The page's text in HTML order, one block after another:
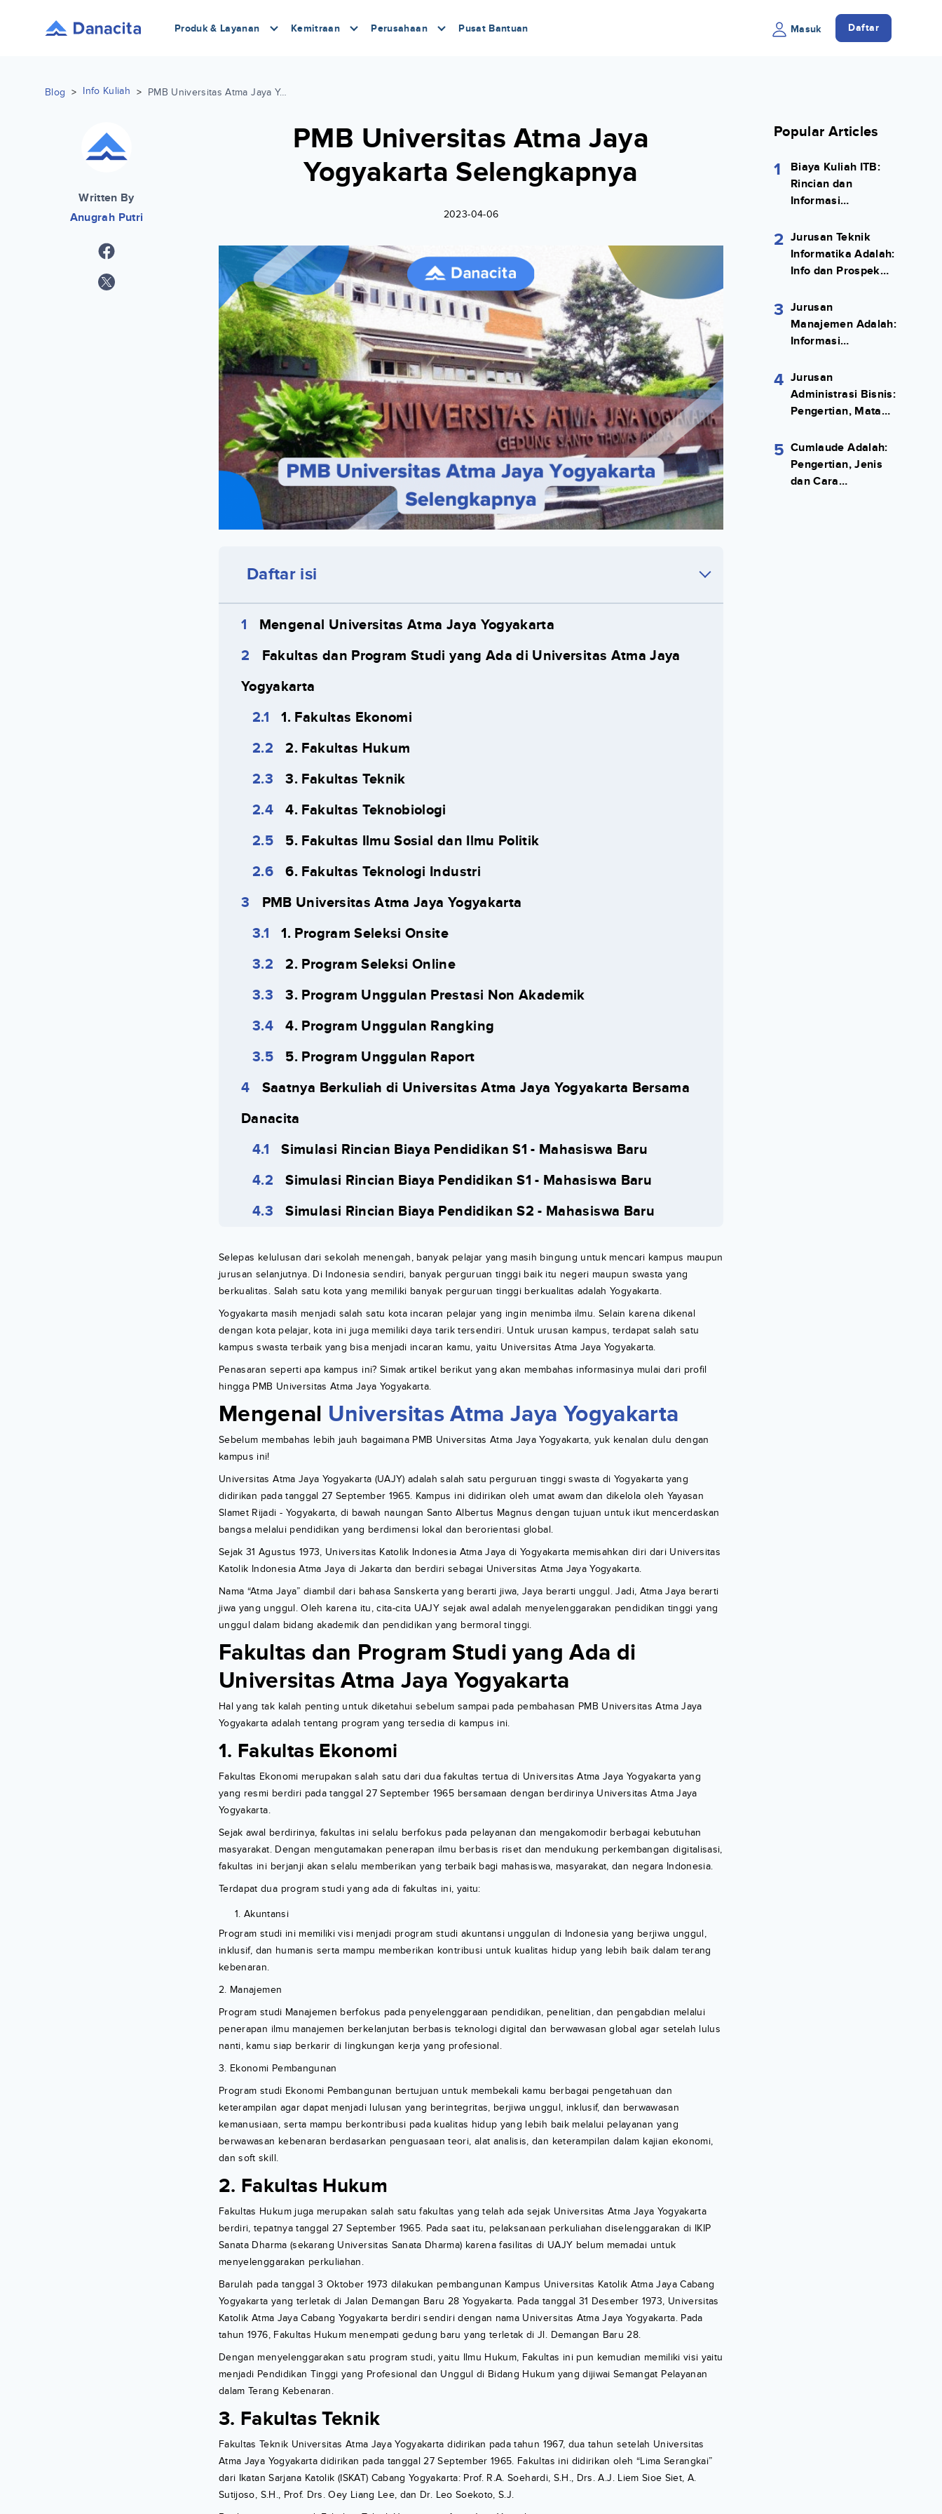
Produk & Layanan Kemitraan Perusahaan Pusat Bantuan Masuk Daftar
Blog > Info Kuliah > PMB Universitas Atma Jaya Yogyakarta Selengkapnya
Written By
Anugrah Putri
PMB Universitas Atma Jaya
Yogyakarta Selengkapnya
2023-04-06
Daftar isi
Mengenal Universitas Atma Jaya Yogyakarta
Fakultas dan Program Studi yang Ada di Universitas Atma Jaya
Yogyakarta
1. Fakultas Ekonomi
2. Fakultas Hukum
3. Fakultas Teknik
4. Fakultas Teknobiologi
5. Fakultas Ilmu Sosial dan Ilmu Politik
6. Fakultas Teknologi Industri
PMB Universitas Atma Jaya Yogyakarta
1. Program Seleksi Onsite
2. Program Seleksi Online
3. Program Unggulan Prestasi Non Akademik
4. Program Unggulan Rangking
5. Program Unggulan Raport
Saatnya Berkuliah di Universitas Atma Jaya Yogyakarta Bersama
Danacita
Simulasi Rincian Biaya Pendidikan S1 - Mahasiswa Baru
Simulasi Rincian Biaya Pendidikan S1 - Mahasiswa Baru
Simulasi Rincian Biaya Pendidikan S2 - Mahasiswa Baru
Selepas kelulusan dari sekolah menengah, banyak pelajar yang masih bingung untuk mencari kampus maupun
jurusan selanjutnya. Di Indonesia sendiri, banyak perguruan tinggi baik itu negeri maupun swasta yang
berkualitas. Salah satu kota yang memiliki banyak perguruan tinggi berkualitas adalah Yogyakarta.
Yogyakarta masih menjadi salah satu kota incaran pelajar yang ingin menimba ilmu. Selain karena dikenal
dengan kota pelajar, kota ini juga memiliki daya tarik tersendiri. Untuk urusan kampus, terdapat salah satu
kampus swasta terbaik yang bisa menjadi incaran kamu, yaitu Universitas Atma Jaya Yogyakarta.
Penasaran seperti apa kampus ini? Simak artikel berikut yang akan membahas informasinya mulai dari profil
hingga PMB Universitas Atma Jaya Yogyakarta.
Mengenal Universitas Atma Jaya Yogyakarta
Sebelum membahas lebih jauh bagaimana PMB Universitas Atma Jaya Yogyakarta, yuk kenalan dulu dengan
kampus ini!
Universitas Atma Jaya Yogyakarta (UAJY) adalah salah satu perguruan tinggi swasta di Yogyakarta yang
didirikan pada tanggal 27 September 1965. Kampus ini didirikan oleh umat awam dan dikelola oleh Yayasan
Slamet Rijadi - Yogyakarta, di bawah naungan Santo Albertus Magnus dengan tujuan untuk ikut mencerdaskan
bangsa melalui pendidikan yang berdimensi lokal dan berorientasi global.
Sejak 31 Agustus 1973, Universitas Katolik Indonesia Atma Jaya di Yogyakarta memisahkan diri dari Universitas
Katolik Indonesia Atma Jaya di Jakarta dan berdiri sebagai Universitas Atma Jaya Yogyakarta.
Nama “Atma Jaya” diambil dari bahasa Sanskerta yang berarti jiwa, Jaya berarti unggul. Jadi, Atma Jaya berarti
jiwa yang unggul. Oleh karena itu, cita-cita UAJY sejak awal adalah menyelenggarakan pendidikan tinggi yang
unggul dalam bidang akademik dan pendidikan yang bermoral tinggi.
Fakultas dan Program Studi yang Ada di
Universitas Atma Jaya Yogyakarta
Hal yang tak kalah penting untuk diketahui sebelum sampai pada pembahasan PMB Universitas Atma Jaya
Yogyakarta adalah tentang program yang tersedia di kampus ini.
1. Fakultas Ekonomi
Fakultas Ekonomi merupakan salah satu dari dua fakultas tertua di Universitas Atma Jaya Yogyakarta yang
yang resmi berdiri pada tanggal 27 September 1965 bersamaan dengan berdirinya Universitas Atma Jaya
Yogyakarta.
Sejak awal berdirinya, fakultas ini selalu berfokus pada pelayanan dan mengakomodir berbagai kebutuhan
masyarakat. Dengan mengutamakan penerapan ilmu berbasis riset dan mendukung perkembangan digitalisasi,
fakultas ini berjanji akan selalu memberikan yang terbaik bagi mahasiswa, masyarakat, dan negara Indonesia.
Terdapat dua program studi yang ada di fakultas ini, yaitu:
Akuntansi
Program studi ini memiliki visi menjadi program studi akuntansi unggulan di Indonesia yang berjiwa unggul,
inklusif, dan humanis serta mampu memberikan kontribusi untuk kualitas hidup yang lebih baik dalam terang
kebenaran.
2. Manajemen
Program studi Manajemen berfokus pada penyelenggaraan pendidikan, penelitian, dan pengabdian melalui
penerapan ilmu manajemen berkelanjutan berbasis teknologi digital dan berwawasan global agar setelah lulus
nanti, kamu siap berkarir di lingkungan kerja yang profesional.
3. Ekonomi Pembangunan
Program studi Ekonomi Pembangunan bertujuan untuk membekali kamu berbagai pengetahuan dan
keterampilan agar dapat menjadi lulusan yang berintegritas, berjiwa unggul, inklusif, dan berwawasan
kemanusiaan, serta mampu berkontribusi pada kualitas hidup yang lebih baik melalui pelayanan yang
berwawasan kebenaran berdasarkan penguasaan teori, alat analisis, dan keterampilan dalam kajian ekonomi,
dan soft skill.
2. Fakultas Hukum
Fakultas Hukum juga merupakan salah satu fakultas yang telah ada sejak Universitas Atma Jaya Yogyakarta
berdiri, tepatnya tanggal 27 September 1965. Pada saat itu, pelaksanaan perkuliahan diselenggarakan di IKIP
Sanata Dharma (sekarang Universitas Sanata Dharma) karena fasilitas di UAJY belum memadai untuk
menyelenggarakan perkuliahan.
Barulah pada tanggal 3 Oktober 1973 dilakukan pembangunan Kampus Universitas Katolik Atma Jaya Cabang
Yogyakarta yang terletak di Jalan Demangan Baru 28 Yogyakarta. Pada tanggal 31 Desember 1973, Universitas
Katolik Atma Jaya Cabang Yogyakarta berdiri sendiri dengan nama Universitas Atma Jaya Yogyakarta. Pada
tahun 1976, Fakultas Hukum menempati gedung baru yang terletak di Jl. Demangan Baru 28.
Dengan menyelenggarakan satu program studi, yaitu Ilmu Hukum, Fakultas ini pun kemudian memiliki visi yaitu
menjadi Pendidikan Tinggi yang Profesional dan Unggul di Bidang Hukum yang dijiwai Semangat Pelayanan
dalam Terang Kebenaran.
3. Fakultas Teknik
Fakultas Teknik Universitas Atma Jaya Yogyakarta didirikan pada tahun 1967, dua tahun setelah Universitas
Atma Jaya Yogyakarta didirikan pada tanggal 27 September 1965. Fakultas ini didirikan oleh “Lima Serangkai”
dari Ikatan Sarjana Katolik (ISKAT) Cabang Yogyakarta: Prof. R.A. Soehardi, S.H., Drs. A.J. Liem Sioe Siet, A.
Sutijoso, S.H., Prof. Drs. Oey Liang Lee, dan Dr. Leo Soekoto, S.J.
Popular Articles
1
Biaya Kuliah ITB:
Rincian dan
Informasi
2 Jurusan Teknik
Informatika Adalah:
Info dan Prospek
3 Jurusan
Manajemen Adalah:
Informasi
4 Jurusan
Administrasi Bisnis:
Pengertian, Mata
Kerja Lengkap
5 Cumlaude Adalah:
Pengertian, Jenis
dan Cara